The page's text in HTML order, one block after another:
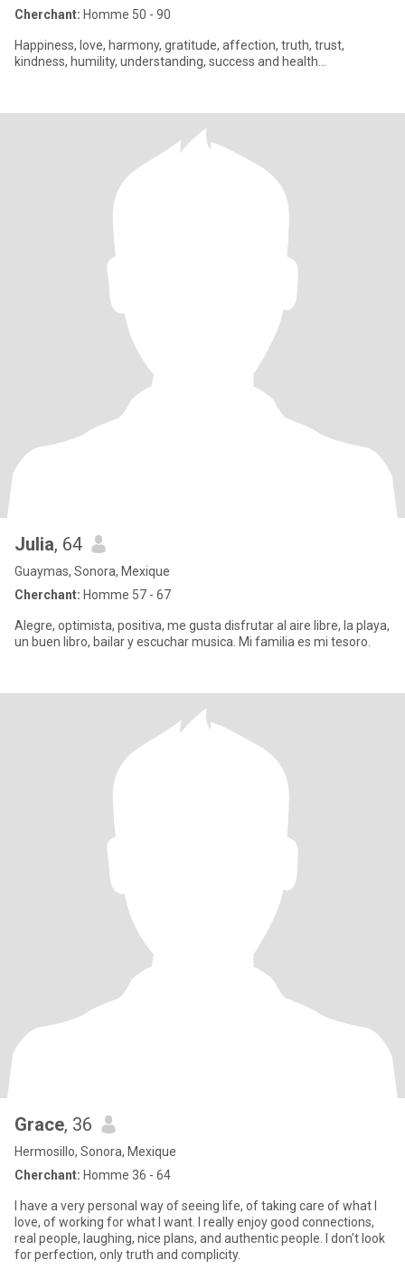
Cherchant: Homme 50 - 90
Happiness, love, harmony, gratitude, affection, truth, trust,
kindness, humility, understanding, success and health...
Julia, 64
Guaymas, Sonora, Mexique
Cherchant: Homme 57 - 67
Alegre, optimista, positiva, me gusta disfrutar al aire libre, la playa,
un buen libro, bailar y escuchar musica. Mi familia es mi tesoro.
Grace, 36
Hermosillo, Sonora, Mexique
Cherchant: Homme 36 - 64
I have a very personal way of seeing life, of taking care of what I
love, of working for what I want. I really enjoy good connections,
real people, laughing, nice plans, and authentic people. I don't look
for perfection, only truth and complicity.